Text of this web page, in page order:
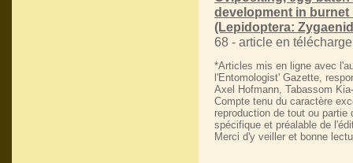
development in burnet
(Lepidoptera:
68 - article en
*Articles mis en ligne avec
l'Entomologist' Gazette,
Axel Hofmann, Tabassom
Compte tenu du caractère
reproduction de tout ou
spécifique et préalable de
Merci d'y veiller et bonne